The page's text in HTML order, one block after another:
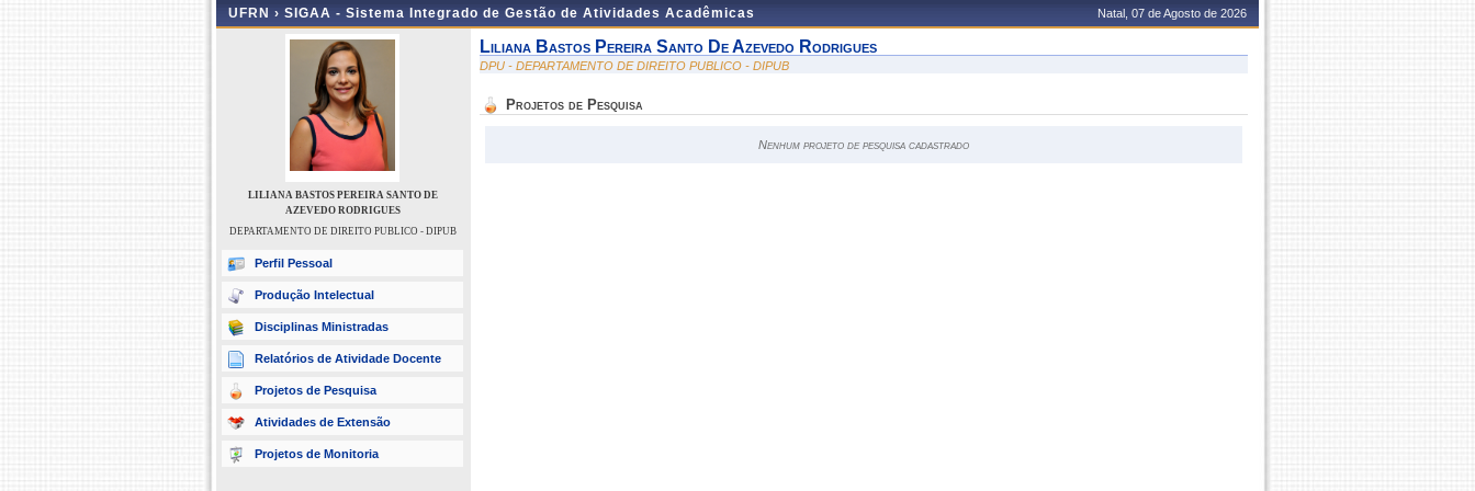
UFRN › SIGAA - Sistema Integrado de Gestão de Atividades Acadêmicas Natal, 07 de Agosto de 2026
LILIANA BASTOS PEREIRA SANTO DE
AZEVEDO RODRIGUES
DEPARTAMENTO DE DIREITO PUBLICO - DIPUB
Perfil Pessoal
Produção Intelectual
Disciplinas Ministradas
Relatórios de Atividade Docente
Projetos de Pesquisa
Atividades de Extensão
Projetos de Monitoria
Liliana Bastos Pereira Santo De Azevedo Rodrigues
DPU - DEPARTAMENTO DE DIREITO PUBLICO - DIPUB
Projetos de Pesquisa
Nenhum projeto de pesquisa cadastrado